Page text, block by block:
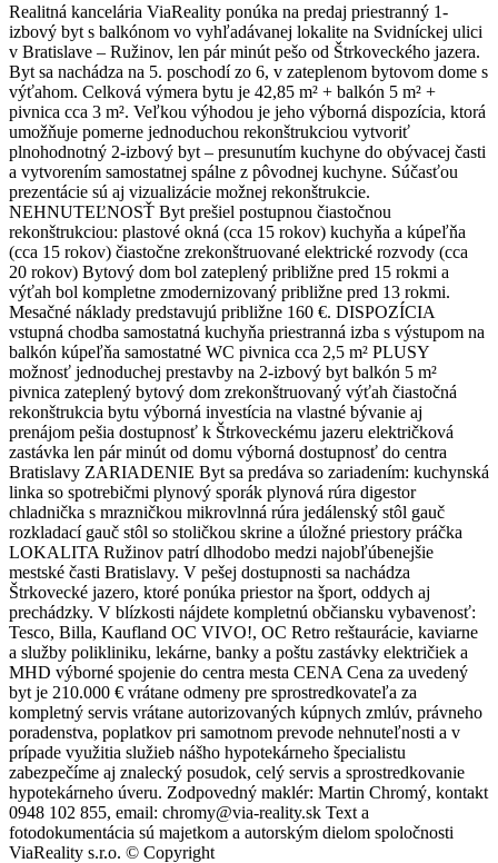
Realitná kancelária ViaReality ponúka na predaj priestranný 1-
izbový byt s balkónom vo vyhľadávanej lokalite na Svidníckej ulici
v Bratislave – Ružinov, len pár minút pešo od Štrkoveckého jazera.
Byt sa nachádza na 5. poschodí zo 6, v zateplenom bytovom dome s
výťahom. Celková výmera bytu je 42,85 m² + balkón 5 m² +
pivnica cca 3 m². Veľkou výhodou je jeho výborná dispozícia, ktorá
umožňuje pomerne jednoduchou rekonštrukciou vytvoriť
plnohodnotný 2-izbový byt – presunutím kuchyne do obývacej časti
a vytvorením samostatnej spálne z pôvodnej kuchyne. Súčasťou
prezentácie sú aj vizualizácie možnej rekonštrukcie.
NEHNUTEĽNOSŤ Byt prešiel postupnou čiastočnou
rekonštrukciou: plastové okná (cca 15 rokov) kuchyňa a kúpeľňa
(cca 15 rokov) čiastočne zrekonštruované elektrické rozvody (cca
20 rokov) Bytový dom bol zateplený približne pred 15 rokmi a
výťah bol kompletne zmodernizovaný približne pred 13 rokmi.
Mesačné náklady predstavujú približne 160 €. DISPOZÍCIA
vstupná chodba samostatná kuchyňa priestranná izba s výstupom na
balkón kúpeľňa samostatné WC pivnica cca 2,5 m² PLUSY
možnosť jednoduchej prestavby na 2-izbový byt balkón 5 m²
pivnica zateplený bytový dom zrekonštruovaný výťah čiastočná
rekonštrukcia bytu výborná investícia na vlastné bývanie aj
prenájom pešia dostupnosť k Štrkoveckému jazeru električková
zastávka len pár minút od domu výborná dostupnosť do centra
Bratislavy ZARIADENIE Byt sa predáva so zariadením: kuchynská
linka so spotrebičmi plynový sporák plynová rúra digestor
chladnička s mrazničkou mikrovlnná rúra jedálenský stôl gauč
rozkladací gauč stôl so stoličkou skrine a úložné priestory práčka
LOKALITA Ružinov patrí dlhodobo medzi najobľúbenejšie
mestské časti Bratislavy. V pešej dostupnosti sa nachádza
Štrkovecké jazero, ktoré ponúka priestor na šport, oddych aj
prechádzky. V blízkosti nájdete kompletnú občiansku vybavenosť:
Tesco, Billa, Kaufland OC VIVO!, OC Retro reštaurácie, kaviarne
a služby polikliniku, lekárne, banky a poštu zastávky električiek a
MHD výborné spojenie do centra mesta CENA Cena za uvedený
byt je 210.000 € vrátane odmeny pre sprostredkovateľa za
kompletný servis vrátane autorizovaných kúpnych zmlúv, právneho
poradenstva, poplatkov pri samotnom prevode nehnuteľnosti a v
prípade využitia služieb nášho hypotekárneho špecialistu
zabezpečíme aj znalecký posudok, celý servis a sprostredkovanie
hypotekárneho úveru. Zodpovedný maklér: Martin Chromý, kontakt
0948 102 855, email: chromy@via-reality.sk Text a
fotodokumentácia sú majetkom a autorským dielom spoločnosti
ViaReality s.r.o. © Copyright